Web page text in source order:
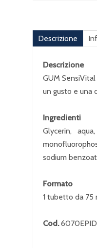
Descrizione
Descrizione
GUM
un gusto e una
Ingredienti
Glycerin,
sodium
Formato
1 tubetto da 75
Cod.6070EPID